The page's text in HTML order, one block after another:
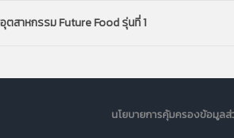
สาหกรรม Future Food รุ่นที่ 1
นโยบายการคุ้มครองข้อมูล